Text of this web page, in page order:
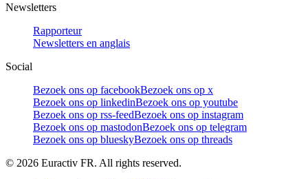
Newsletters
Rapporteur
Newsletters en anglais
Social
Bezoek ons op facebookBezoek ons op x
Bezoek ons op linkedinBezoek ons op youtube
Bezoek ons op rss-feedBezoek ons op instagram
Bezoek ons op mastodonBezoek ons op telegram
Bezoek ons op blueskyBezoek ons op threads
© 2026 Euractiv FR. All rights reserved.